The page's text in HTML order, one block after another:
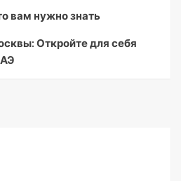
вам нужно знать
Откройте для себя